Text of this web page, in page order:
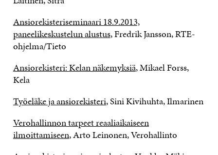
Ansiorekisteriseminaari 18.9.2013,
paneelikeskustelun alustus, Fredrik Jansson, RTE-
ohjelma/Tieto
Ansiorekisteri: Kelan näkemyksiä, Mikael Forss,
Kela
Työeläke ja ansiorekisteri, Sini Kivihuhta, Ilmarinen
Verohallinnon tarpeet reaaliaikaiseen
ilmoittamiseen, Arto Leinonen, Verohallinto